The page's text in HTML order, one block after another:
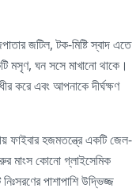
জটিল, টক-মিষ্টি স্বাদ এতে
মসৃণ, ঘন সসে মাখানো থাকে।
করে এবং আপনাকে দীর্ঘক্ষণ
ফাইবার হজমতন্ত্রে একটি জেল-
মাংস কোনো গ্লাইসেমিক
পাশাপাশি উদ্ভিজ্জ